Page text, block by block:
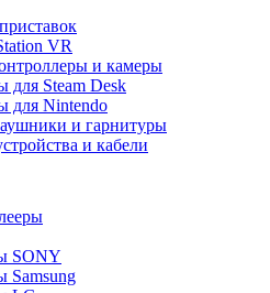
VR
и камеры
для Steam Desk
для Nintendo
и гарнитуры
и кабели
SONY
Samsung